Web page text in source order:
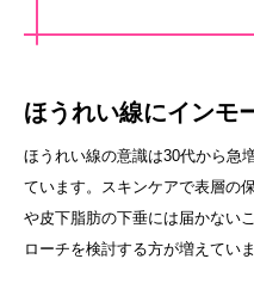
ほうれい線にインモ
ほうれい線の意識は30代から急
ています。スキンケアで表層の
や皮下脂肪の下垂には届かない
ローチを検討する方が増えていま